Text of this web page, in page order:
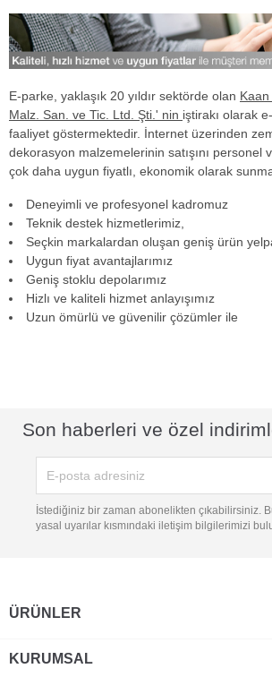
E-parke, yaklaşık 20 yıldır sektörde olan
Malz. San. ve Tic. Ltd. Şti.' nin iştirakı olarak
faaliyet göstermektedir. İnternet üzerinden
dekorasyon malzemelerinin satışını personel
çok daha uygun fiyatlı, ekonomik olarak
Deneyimli ve profesyonel kadromuz
Teknik destek hizmetlerimiz,
Seçkin markalardan oluşan geniş ürün
Uygun fiyat avantajlarımız
Geniş stoklu depolarımız
Hizlı ve kaliteli hizmet anlayışımız
Uzun ömürlü ve güvenilir çözümler ile
Son haberleri ve özel
İstediğiniz bir zaman abonelikten çıkabilirsiniz.
yasal uyarılar kısmındaki iletişim bilgilerimizi
ÜRÜNLER
KURUMSAL